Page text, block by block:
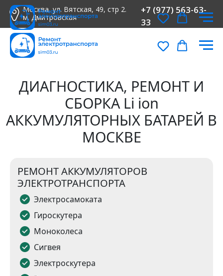
Москва, ул. Вятская, 49, стр 2.
м. Дмитровская
+7 (977) 563-63-
ДИАГНОСТИКА, РЕМОНТ И
СБОРКА Li ion
АККУМУЛЯТОРНЫХ БАТАРЕЙ В
МОСКВЕ
РЕМОНТ АККУМУЛЯТОРОВ
ЭЛЕКТРОТРАНСПОРТА
Электросамоката
Гироскутера
Моноколеса
Сигвея
Электроскутера